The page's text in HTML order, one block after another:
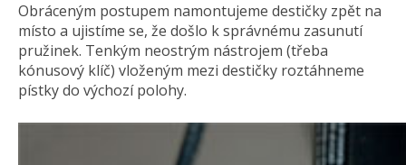
Obráceným postupem namontujeme destičky zpět na
místo a ujistíme se, že došlo k správnému zasunutí
pružinek. Tenkým neostrým nástrojem (třeba
kónusový klíč) vloženým mezi destičky roztáhneme
pístky do výchozí polohy.